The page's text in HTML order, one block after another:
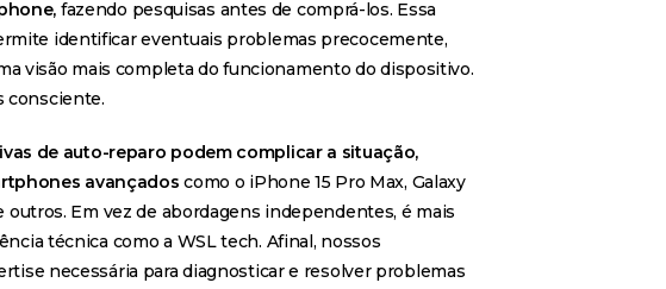
fazendo pesquisas antes de comprá-los. Essa
identificar eventuais problemas precocemente,
visão mais completa do funcionamento do dispositivo.
consciente.
de auto-reparo podem complicar a situação,
avançados como o iPhone 15 Pro Max, Galaxy
outros. Em vez de abordagens independentes, é mais
técnica como a WSL tech. Afinal, nossos
necessária para diagnosticar e resolver problemas